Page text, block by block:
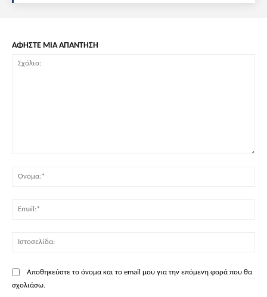
ΑΦΗΣΤΕ ΜΙΑ ΑΠΑΝΤΗΣΗ
Αποθηκεύστε το όνομα και το email μου για την επόμενη φορά που θα
σχολιάσω.